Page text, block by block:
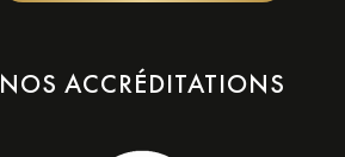
NOS ACCRÉDITATIONS